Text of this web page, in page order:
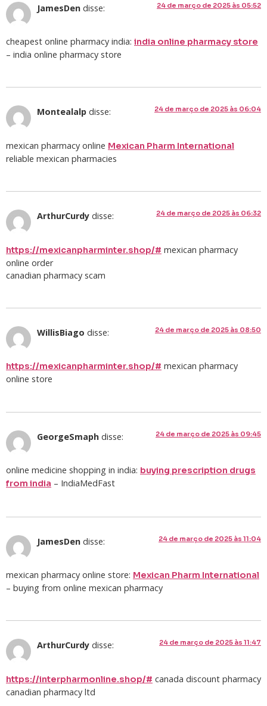
JamesDen disse: 24 de março de 2025 às 05:52
cheapest online pharmacy india: india online pharmacy store
– india online pharmacy store
Montealalp disse: 24 de março de 2025 às 06:04
mexican pharmacy online Mexican Pharm International
reliable mexican pharmacies
ArthurCurdy disse: 24 de março de 2025 às 06:32
https://mexicanpharminter.shop/# mexican pharmacy
online order
canadian pharmacy scam
WillisBiago disse: 24 de março de 2025 às 08:50
https://mexicanpharminter.shop/# mexican pharmacy
online store
GeorgeSmaph disse: 24 de março de 2025 às 09:45
online medicine shopping in india: buying prescription drugs
from india – IndiaMedFast
JamesDen disse: 24 de março de 2025 às 11:04
mexican pharmacy online store: Mexican Pharm International
– buying from online mexican pharmacy
ArthurCurdy disse: 24 de março de 2025 às 11:47
https://interpharmonline.shop/# canada discount pharmacy
canadian pharmacy ltd